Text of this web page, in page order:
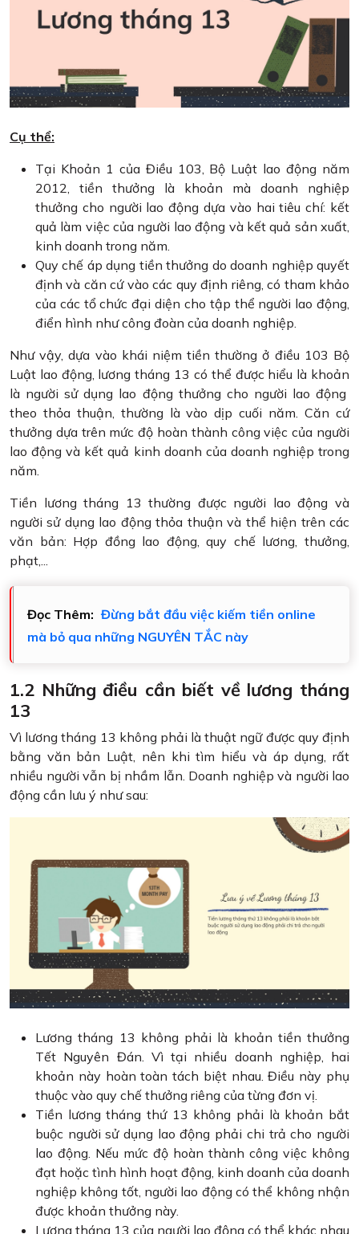
Cụ thể:
Tại Khoản 1 của Điều 103, Bộ Luật lao động năm
2012, tiền thưởng là khoản mà doanh nghiệp
thưởng cho người lao động dựa vào hai tiêu chí: kết
quả làm việc của người lao động và kết quả sản xuất,
kinh doanh trong năm.
Quy chế áp dụng tiền thưởng do doanh nghiệp quyết
định và căn cứ vào các quy định riêng, có tham khảo
của các tổ chức đại diện cho tập thể người lao động,
điển hình như công đoàn của doanh nghiệp.
Như vậy, dựa vào khái niệm tiền thường ở điều 103 Bộ
Luật lao động, lương tháng 13 có thể được hiểu là khoản
là người sử dụng lao động thưởng cho người lao động
theo thỏa thuận, thường là vào dịp cuối năm. Căn cứ
thưởng dựa trên mức độ hoàn thành công việc của người
lao động và kết quả kinh doanh của doanh nghiệp trong
năm.
Tiền lương tháng 13 thường được người lao động và
người sử dụng lao động thỏa thuận và thể hiện trên các
văn bản: Hợp đồng lao động, quy chế lương, thưởng,
phạt,...
Đọc Thêm: Đừng bắt đầu việc kiếm tiền online
mà bỏ qua những NGUYÊN TẮC này
1.2 Những điều cần biết về lương tháng
13
Vì lương tháng 13 không phải là thuật ngữ được quy định
bằng văn bản Luật, nên khi tìm hiểu và áp dụng, rất
nhiều người vẫn bị nhầm lẫn. Doanh nghiệp và người lao
động cần lưu ý như sau:
Lương tháng 13 không phải là khoản tiền thưởng
Tết Nguyên Đán. Vì tại nhiều doanh nghiệp, hai
khoản này hoàn toàn tách biệt nhau. Điều này phụ
thuộc vào quy chế thưởng riêng của từng đơn vị.
Tiền lương tháng thứ 13 không phải là khoản bắt
buộc người sử dụng lao động phải chi trả cho người
lao động. Nếu mức độ hoàn thành công việc không
đạt hoặc tình hình hoạt động, kinh doanh của doanh
nghiệp không tốt, người lao động có thể không nhận
được khoản thưởng này.
Lương tháng 13 của người lao động có thể khác nhau